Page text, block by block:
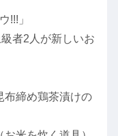
!!!」
者2人が新しいお
布締め鶏茶漬けの